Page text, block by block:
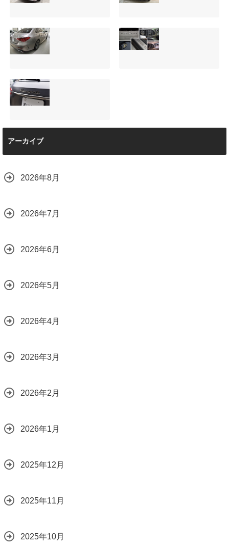
サンルーフ付きベ
ンツVクラス
（V220d）にフリ
店で断られた悩み
をプロの技術で解
決
2026.08.04
マツダRX-8（マッ
トグレー）の板金
修理と専用コーテ
【施工事例】メル
セデス・ベンツ
C220d｜3層セラ
ート」と弱点克服
のプロテクション
京都世田谷区）
マセラティ グレカ
ーレ トロフェオ
2026.07.22
アーカイブ
2026年8月
2026年7月
2026年6月
2026年5月
2026年4月
2026年3月
2026年2月
2026年1月
2025年12月
2025年11月
2025年10月